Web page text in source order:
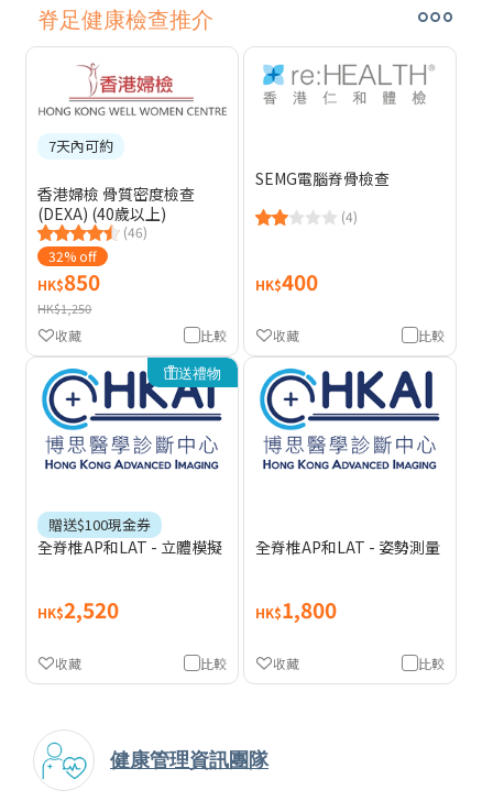
脊足健康檢查推介
7天內可約
香港婦檢 骨質密度檢查
(DEXA) (40歲以上)
(46)
32% off
HK$850
HK$1,250
比較
收藏
SEMG電腦脊骨檢查
(4)
HK$400
比較
收藏
送禮物
贈送$100現金券
全脊椎AP和LAT - 立體模擬
HK$2,520
比較
收藏
全脊椎AP和LAT - 姿勢測量
HK$1,800
比較
收藏
健康管理資訊團隊